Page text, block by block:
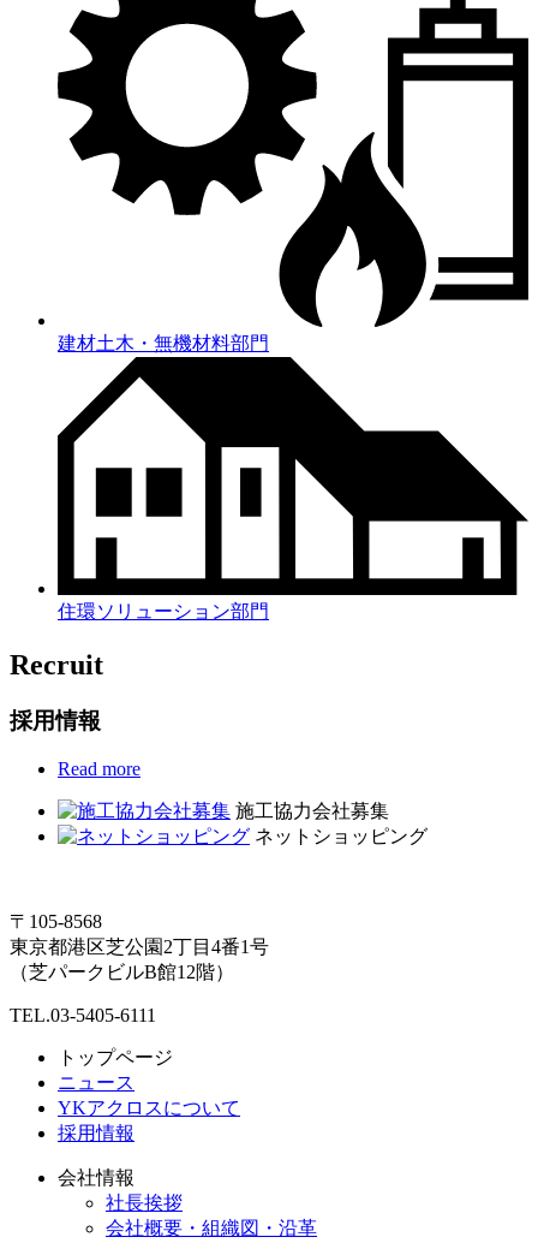
建材土木・無機材料部門
住環ソリューション部門
Recruit
採用情報
Read more
施工協力会社募集
ネットショッピング
〒105-8568
東京都港区芝公園2丁目4番1号
（芝パークビルB館12階）
TEL.03-5405-6111
トップページ
ニュース
YKアクロスについて
採用情報
会社情報
社長挨拶
会社概要・組織図・沿革